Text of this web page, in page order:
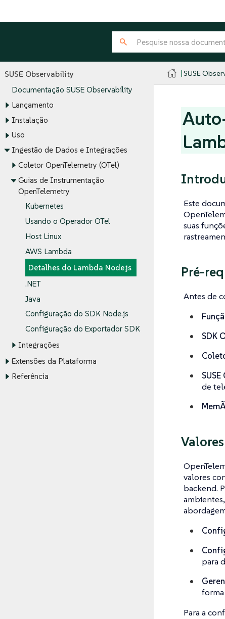
SUSE Observability
Documentação SUSE Observability
Lançamento
Instalação
Uso
Ingestão de Dados e Integrações
Coletor OpenTelemetry (OTel)
Guias de Instrumentação
OpenTelemetry
Kubernetes
Usando o Operador OTel
Host Linux
AWS Lambda
Detalhes do Lambda Node.js
.NET
Java
Configuração do SDK Node.js
Configuração do Exportador SDK
Integrações
Extensões da Plataforma
Referência
SUSE
Este
suas
Pré-
Antes de
SDK
de
valores
backend.
para
forma
Para a